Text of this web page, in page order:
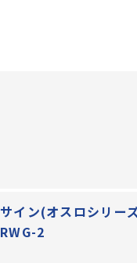
サイン(オスロシリー
RWG-2